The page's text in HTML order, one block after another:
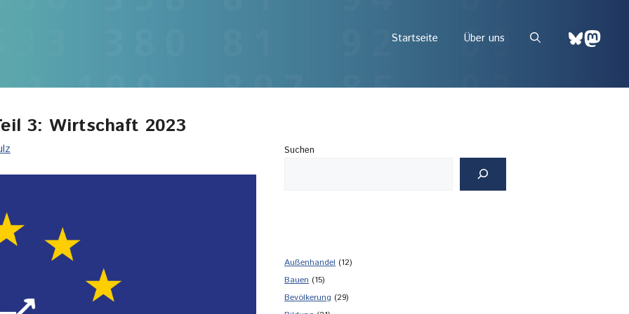
Startseite Über uns Bluesky
3: Wirtschaft 2023
Suchen
Außenhandel (12)
Bauen (15)
Bevölkerung (29)